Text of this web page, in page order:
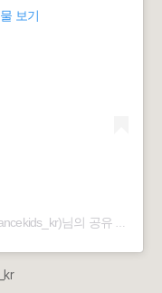
보기
NewBalanceKids/뉴발란스키즈(@newbalancekids_kr)님의 공유 게시물